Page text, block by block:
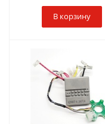
В корзину